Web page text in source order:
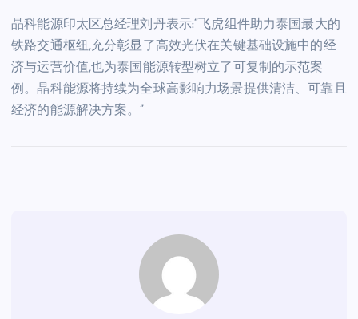
晶科能源印太区总经理刘丹表示:“飞虎组件助力泰国最大的
铁路交通枢纽,充分彰显了高效光伏在关键基础设施中的经
济与运营价值,也为泰国能源转型树立了可复制的示范案
例。晶科能源将持续为全球高影响力场景提供清洁、可靠且
经济的能源解决方案。”